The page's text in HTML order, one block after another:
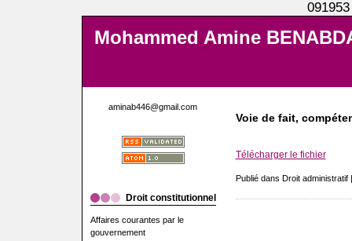
Mohammed Amine
aminab446@gmail.com
Droit constitutionnel
Affaires courantes par le
gouvernement
Voie de fait,
Télécharger le fichier
Publié dans Droit administratif